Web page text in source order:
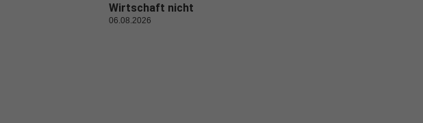
Wirtschaft nicht
06.08.2026